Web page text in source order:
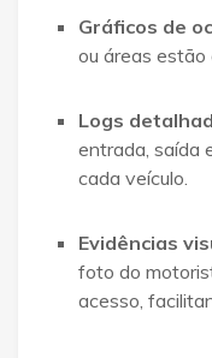
Gráficos de
ou áreas estão
Logs
entrada, saída
cada veículo.
Evidências
foto do
acesso,